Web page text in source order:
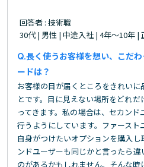
回答者 : 技術職
30代 | 男性 | 中途入社 | 4年～10年 |
長く使うお客様を想い、こだ
ードは？
お客様の目が届くところをきれい
とです。目に見えない場所をどれ
ってきます。私の場合は、セカン
行うようにしています。ファース
自身がつけたいオプションを購入
ンドユーザーも同じかと言ったら
のがあるかもしれません。そんな